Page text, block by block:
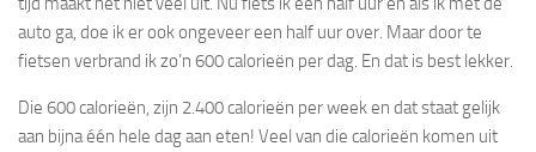
auto ga, doe ik er ook ongeveer een half uur over. Maar door te
fietsen verbrand ik zo’n 600 calorieën per dag. En dat is best lekker.
Die 600 calorieën, zijn 2.400 calorieën per week en dat staat gelijk
aan bijna één hele dag aan eten! Veel van die calorieën komen uit